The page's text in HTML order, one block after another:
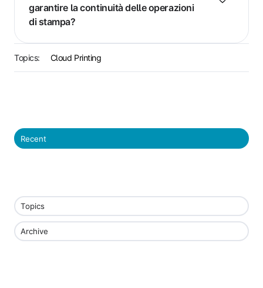
garantire la continuità delle operazioni
di stampa?
Topics: Cloud Printing
Recent
Topics
Archive